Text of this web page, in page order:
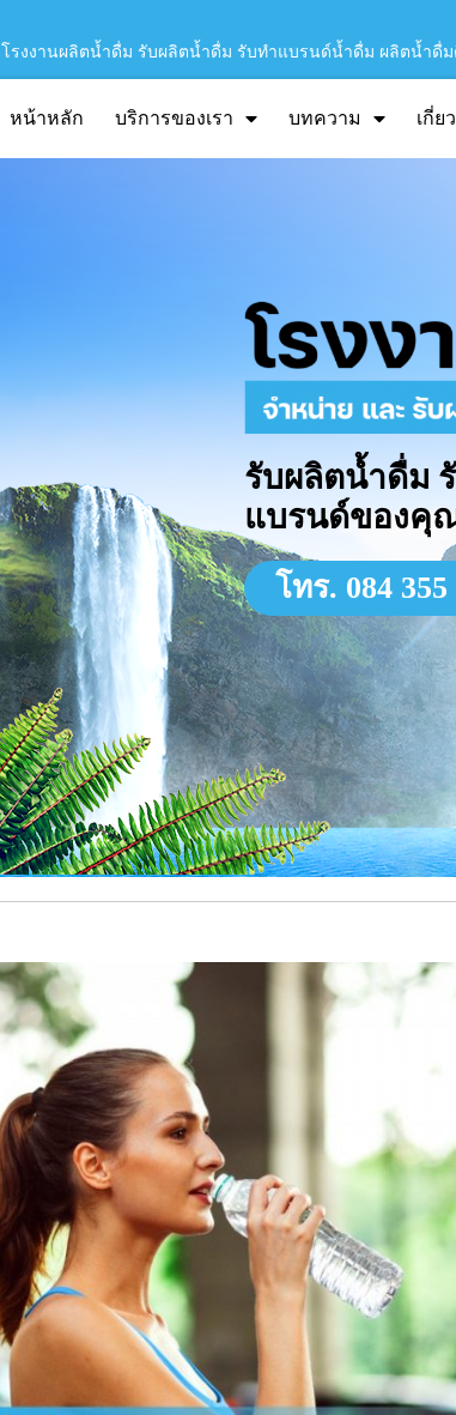
โรงงานผลิตน้ำดื่ม รับผลิตน้ำดื่ม รับทำแบรนด์น้ำดื่ม ผลิตน้ำดื่
หน้าหลัก บริการของเรา บทความ เกี่ย
รับผลิตน้ำดื่ม
แบรนด์ของคุ
โทร. 084 355